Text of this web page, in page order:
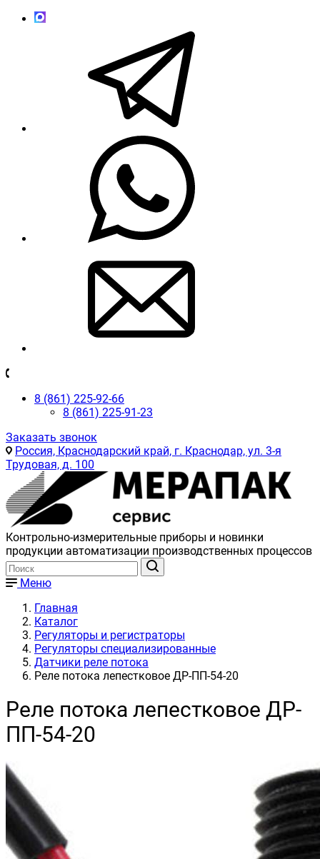
8 (861) 225-92-66
8 (861) 225-91-23
Заказать звонок
Россия, Краснодарский край, г. Краснодар, ул. 3-я
Трудовая, д. 100
Контрольно-измерительные приборы и новинки
продукции автоматизации производственных процессов
Меню
Главная
Каталог
Регуляторы и регистраторы
Регуляторы специализированные
Датчики реле потока
Реле потока лепестковое ДР-ПП-54-20
Реле потока лепестковое ДР-
ПП-54-20